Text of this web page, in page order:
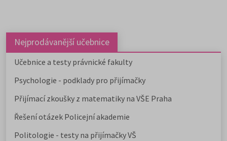
Nejprodávanější učebnice
Učebnice a testy právnické fakulty
Psychologie - podklady pro přijímačky
Přijímací zkoušky z matematiky na VŠE Praha
Řešení otázek Policejní akademie
Politologie - testy na přijímačky VŠ